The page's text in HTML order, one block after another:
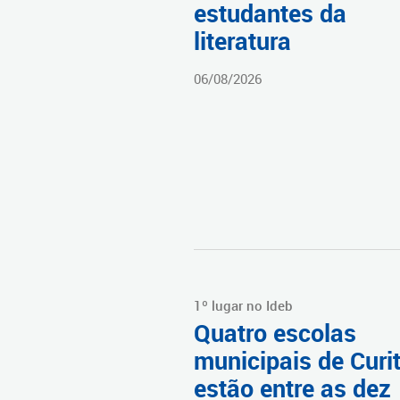
estudantes da
literatura
06/08/2026
1º lugar no Ideb
Quatro escolas
municipais de
estão entre as dez